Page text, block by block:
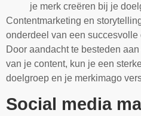
je merk creëren bij je
Contentmarketing en
onderdeel van een
Door aandacht te besteden
van je content, kun je een
doelgroep en je merkimago
Social media